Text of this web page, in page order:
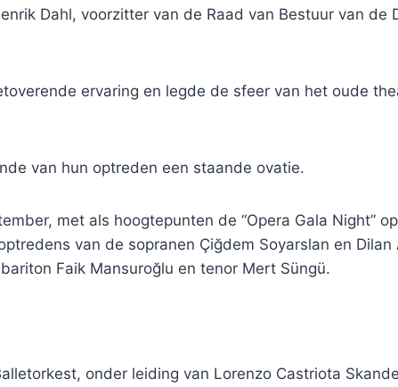
Dahl, voorzitter van de Raad van Bestuur van de
ervaring en legde de sfeer van het oude
van hun optreden een staande ovatie.
met als hoogtepunten de “Opera Gala Night”
van de sopranen Çiğdem Soyarslan en Dilan
Faik Mansuroğlu en tenor Mert Süngü.
onder leiding van Lorenzo Castriota